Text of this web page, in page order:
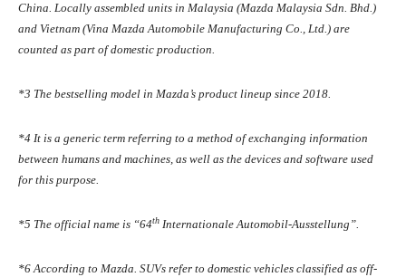
China. Locally assembled units in Malaysia (Mazda Malaysia Sdn. Bhd.)
and Vietnam (Vina Mazda Automobile Manufacturing Co., Ltd.) are
counted as part of domestic production.
*3 The bestselling model in Mazda’s product lineup since 2018.
*4 It is a generic term referring to a method of exchanging information
between humans and machines, as well as the devices and software used
for this purpose.
*5 The official name is “64th Internationale Automobil-Ausstellung”.
*6 According to Mazda. SUVs refer to domestic vehicles classified as off-